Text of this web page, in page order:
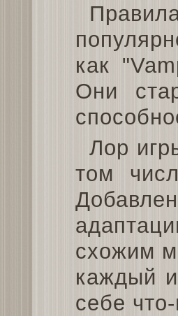
как
Они
Лор
том
схожим
каждый
себе